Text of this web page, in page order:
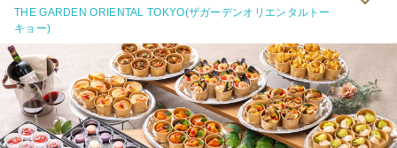
THE GARDEN ORIENTAL TOKYO(ザガーデンオリエンタルトー
キョー)